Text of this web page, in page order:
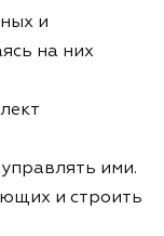
и
на них
ими.
и строить